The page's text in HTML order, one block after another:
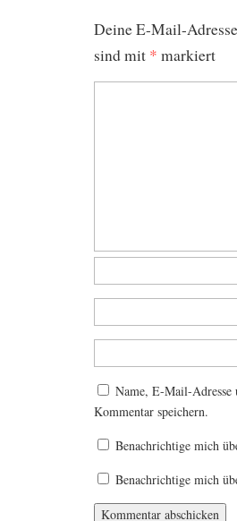
Deine E-Mail-
sind mit * markiert
Name, E-Mail-Adresse
Kommentar speichern.
Benachrichtige mich
Benachrichtige mich